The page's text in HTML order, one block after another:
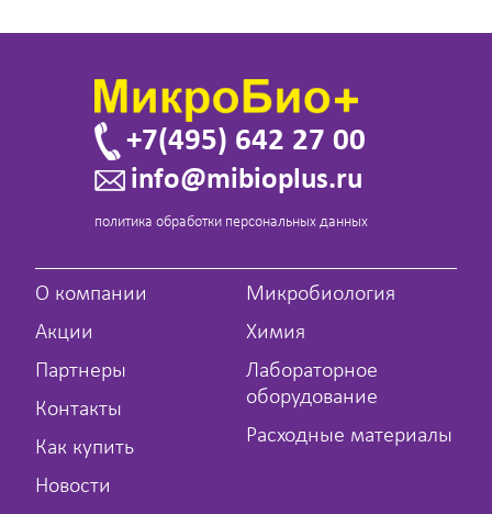
+7(495) 642 27 00
info@mibioplus.ru
политика обработки персональных данных
О компании
Акции
Партнеры
Контакты
Как купить
Новости
Микробиология
Химия
Лабораторное
оборудование
Расходные материалы